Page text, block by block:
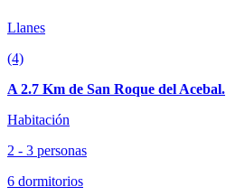
Llanes
(4)
A 2.7 Km de San Roque del Acebal.
Habitación
2 - 3 personas
6 dormitorios